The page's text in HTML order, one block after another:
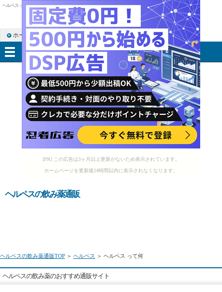
[PR] この広告は3ヶ月以上更新がないため表示されています。
ホームページを更新後24時間以内に表示されなくなります。
ヘルペス って何
ヘルペスの飲み薬通販
ヘルペスの飲み薬通販TOP ＞ ヘルペス ＞ ヘルペス って何
ヘルペスの飲み薬のおすすめ通販サイト
ホーム RSS購読 サイトマップ
メニュー